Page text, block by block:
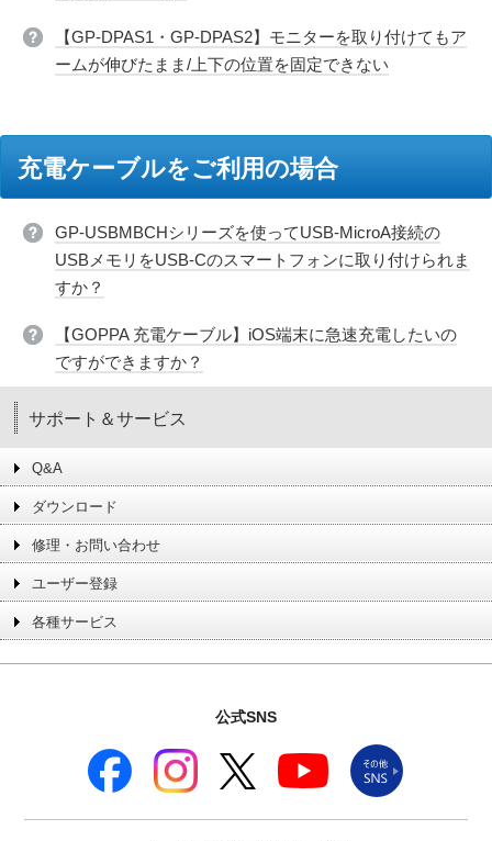
【GP-DPAS1・GP-DPAS2】モニターを取り付けてもア
ームが伸びたまま/上下の位置を固定できない
充電ケーブルをご利用の場合
GP-USBMBCHシリーズを使ってUSB-MicroA接続の
USBメモリをUSB-Cのスマートフォンに取り付けられま
すか？
【GOPPA 充電ケーブル】iOS端末に急速充電したいの
ですができますか？
サポート＆サービス
Q&A
ダウンロード
修理・お問い合わせ
ユーザー登録
各種サービス
公式SNS